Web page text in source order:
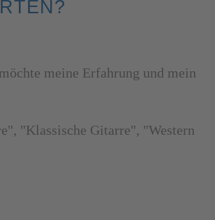
meine Erfahrung und mein
"Klassische Gitarre", "Western